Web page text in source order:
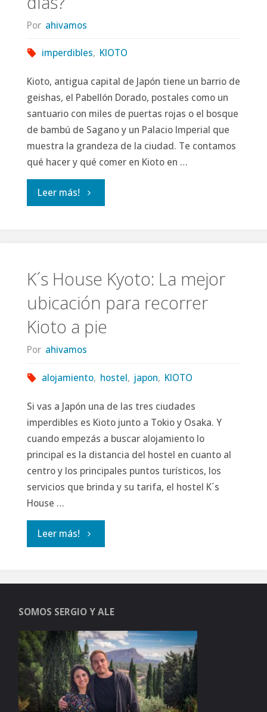
en
Sakura:
Mejor
y
consejos
Por ahivamos
imperdibles, KIOTO
Kioto, antigua capital de Japón tiene un barrio de
geishas, el Pabellón Dorado, postales como un
santuario con miles de puertas rojas o el bosque
de bambú de Sagano y un Palacio Imperial que
muestra la grandeza de la ciudad. Te contamos
qué hacer y qué comer en Kioto en …
Leer más! "¿Qué
en
días?"
K´s House Kyoto: La mejor
ubicación para recorrer
Kioto a pie
Por ahivamos
alojamiento, hostel, japon, KIOTO
Si vas a Japón una de las tres ciudades
imperdibles es Kioto junto a Tokio y Osaka. Y
cuando empezás a buscar alojamiento lo
principal es la distancia del hostel en cuanto al
centro y los principales puntos turísticos, los
servicios que brinda y su tarifa, el hostel K´s
House …
Leer más! "K
House
Kyoto:
La
mejor
ubicación
SOMOS SERGIO Y ALE